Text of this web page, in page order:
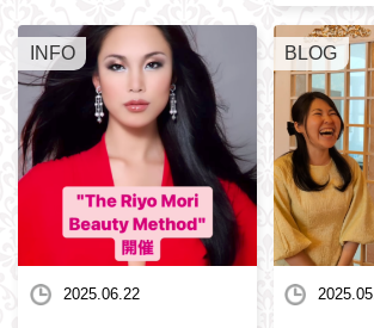
INFO
2025.06.22
BLOG